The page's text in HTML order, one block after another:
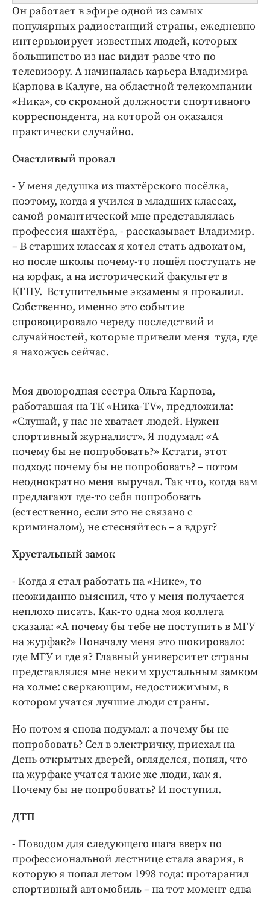
Он работает в эфире одной из самых
популярных радиостанций страны, ежедневно
интервьюирует известных людей, которых
большинство из нас видит разве что по
телевизору. А начиналась карьера Владимира
Карпова в Калуге, на областной телекомпании
«Ника», со скромной должности спортивного
корреспондента, на которой он оказался
практически случайно.
Счастливый провал
- У меня дедушка из шахтёрского посёлка,
поэтому, когда я учился в младших классах,
самой романтической мне представлялась
профессия шахтёра, - рассказывает Владимир.
– В старших классах я хотел стать адвокатом,
но после школы почему-то пошёл поступать не
на юрфак, а на исторический факультет в
КГПУ. Вступительные экзамены я провалил.
Собственно, именно это событие
спровоцировало череду последствий и
случайностей, которые привели меня туда, где
я нахожусь сейчас.
Моя двоюродная сестра Ольга Карпова,
работавшая на ТК «Ника-TV», предложила:
«Слушай, у нас не хватает людей. Нужен
спортивный журналист». Я подумал: «А
почему бы не попробовать?» Кстати, этот
подход: почему бы не попробовать? – потом
неоднократно меня выручал. Так что, когда вам
предлагают где-то себя попробовать
(естественно, если это не связано с
криминалом), не стесняйтесь – а вдруг?
Хрустальный замок
- Когда я стал работать на «Нике», то
неожиданно выяснил, что у меня получается
неплохо писать. Как-то одна моя коллега
сказала: «А почему бы тебе не поступить в МГУ
на журфак?» Поначалу меня это шокировало:
где МГУ и где я? Главный университет страны
представлялся мне неким хрустальным замком
на холме: сверкающим, недостижимым, в
котором учатся лучшие люди страны.
Но потом я снова подумал: а почему бы не
попробовать? Сел в электричку, приехал на
День открытых дверей, огляделся, понял, что
на журфаке учатся такие же люди, как я.
Почему бы не попробовать? И поступил.
ДТП
- Поводом для следующего шага вверх по
профессиональной лестнице стала авария, в
которую я попал летом 1998 года: протаранил
спортивный автомобиль – на тот момент едва